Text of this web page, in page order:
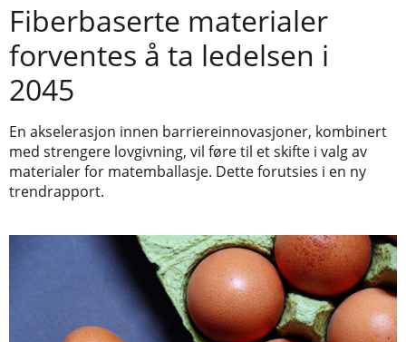
Fiberbaserte materialer
forventes å ta ledelsen i
2045
En akselerasjon innen barriereinnovasjoner, kombinert
med strengere lovgivning, vil føre til et skifte i valg av
materialer for matemballasje. Dette forutsies i en ny
trendrapport.